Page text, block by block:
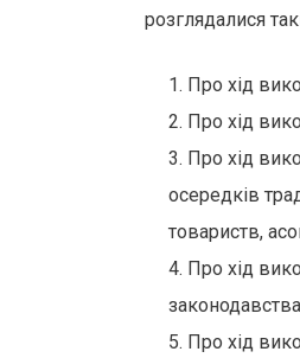
розглядалися
Про хід
Про хід
Про хід
осередків
товариств,
Про хід
Про хід